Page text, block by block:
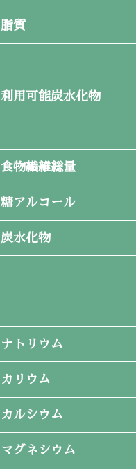
脂質
利用可能炭水化物
食物繊維総量
糖アルコール
炭水化物
ナトリウム
カリウム
カルシウム
マグネシウム